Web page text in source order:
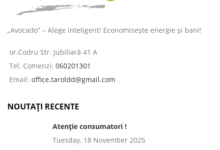
„Avocado” – Alege inteligent! Economisește energie și bani!
or.Codru Str. Jubiliară 41 A
Tel. Comenzi: 060201301
Email: office.taroldd@gmail.com
NOUTAȚI RECENTE
Atenție consumatori !
Tuesday, 18 November 2025